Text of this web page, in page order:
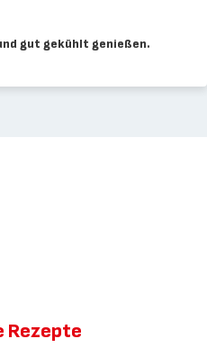
gut gekühlt genießen.
Rezepte